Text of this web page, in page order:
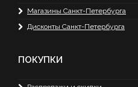
Магазины Санкт-Петербурга
Дисконты Санкт-Петербурга
ПОКУПКИ